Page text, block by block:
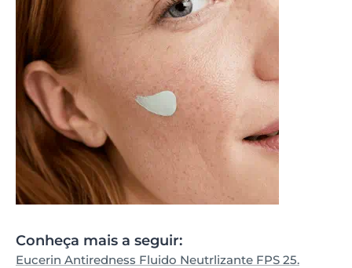
Conheça mais a seguir:
Eucerin Antiredness Fluido Neutrlizante FPS 25.